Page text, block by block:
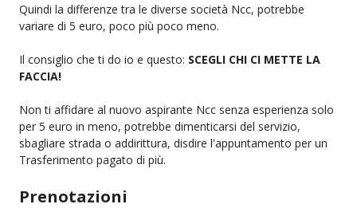
Quindi la differenze tra le diverse società Ncc, potrebbe
variare di 5 euro, poco più poco meno.
Il consiglio che ti do io e questo: SCEGLI CHI CI METTE LA
FACCIA!
Non ti affidare al nuovo aspirante Ncc senza esperienza solo
per 5 euro in meno, potrebbe dimenticarsi del servizio,
sbagliare strada o addirittura, disdire l'appuntamento per un
Trasferimento pagato di più.
Prenotazioni